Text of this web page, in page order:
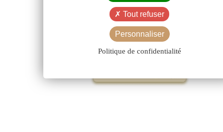
Tout refuser
Personnaliser
Politique de confidentialité